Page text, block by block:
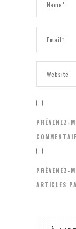
PRÉVENEZ-
PRÉVENEZ-
ARTICLES